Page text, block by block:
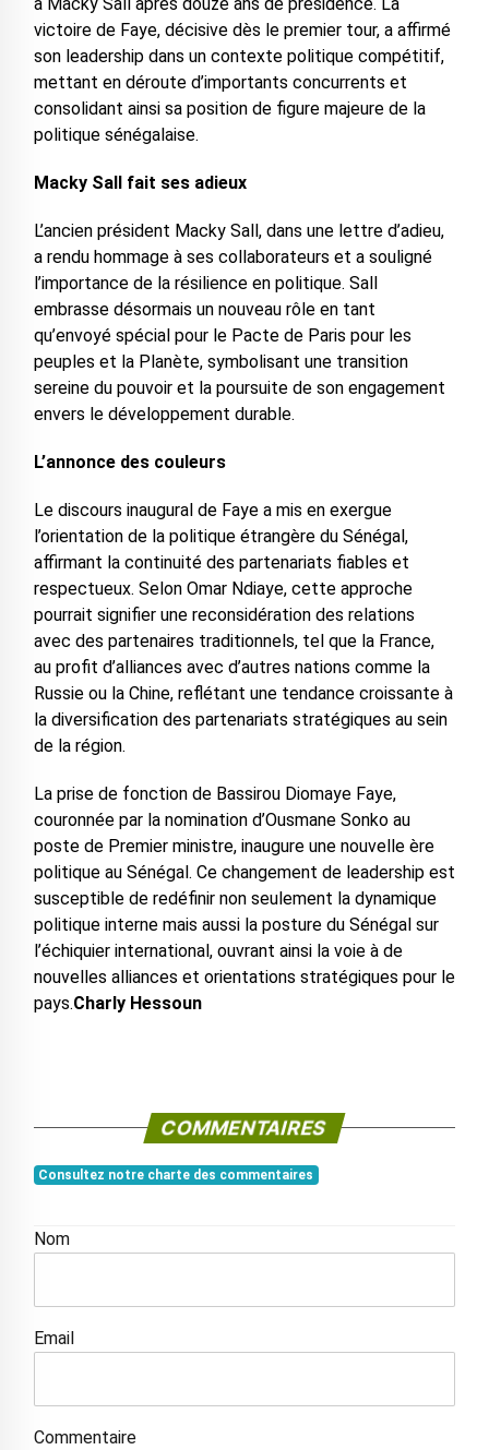
victoire de Faye, décisive dès le premier tour, a affirmé
son leadership dans un contexte politique compétitif,
mettant en déroute d’importants concurrents et
consolidant ainsi sa position de figure majeure de la
politique sénégalaise.
Macky Sall fait ses adieux
L’ancien président Macky Sall, dans une lettre d’adieu,
a rendu hommage à ses collaborateurs et a souligné
l’importance de la résilience en politique. Sall
embrasse désormais un nouveau rôle en tant
qu’envoyé spécial pour le Pacte de Paris pour les
peuples et la Planète, symbolisant une transition
sereine du pouvoir et la poursuite de son engagement
envers le développement durable.
L’annonce des couleurs
Le discours inaugural de Faye a mis en exergue
l’orientation de la politique étrangère du Sénégal,
affirmant la continuité des partenariats fiables et
respectueux. Selon Omar Ndiaye, cette approche
pourrait signifier une reconsidération des relations
avec des partenaires traditionnels, tel que la France,
au profit d’alliances avec d’autres nations comme la
Russie ou la Chine, reflétant une tendance croissante à
la diversification des partenariats stratégiques au sein
de la région.
La prise de fonction de Bassirou Diomaye Faye,
couronnée par la nomination d’Ousmane Sonko au
poste de Premier ministre, inaugure une nouvelle ère
politique au Sénégal. Ce changement de leadership est
susceptible de redéfinir non seulement la dynamique
politique interne mais aussi la posture du Sénégal sur
l’échiquier international, ouvrant ainsi la voie à de
nouvelles alliances et orientations stratégiques pour le
pays.Charly Hessoun
COMMENTAIRES
Consultez notre charte des commentaires
Nom
Email
Commentaire